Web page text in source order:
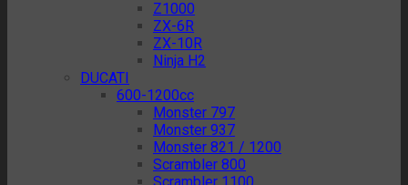
Z1000
ZX-6R
ZX-10R
Ninja H2
DUCATI
600-1200cc
Monster 797
Monster 937
Monster 821 / 1200
Scrambler 800